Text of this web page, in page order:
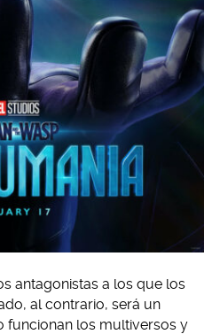
antagonistas a los que los
al contrario, será un
los multiversos y